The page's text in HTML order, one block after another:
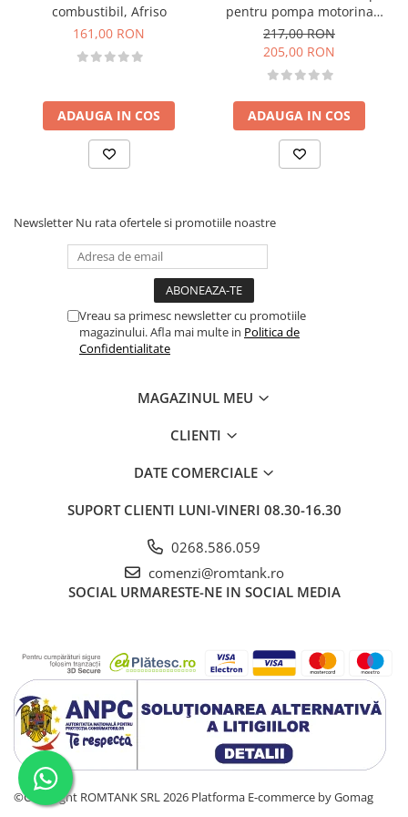
combustibil, Afriso
161,00 RON
ADAUGA IN COS
pentru pompa motorina
CFD 70-30
217,00 RON
205,00 RON
ADAUGA IN COS
Newsletter Nu rata ofertele si promotiile noastre
Vreau sa primesc newsletter cu promotiile
magazinului. Afla mai multe in Politica de
Confidentialitate
MAGAZINUL MEU
CLIENTI
DATE COMERCIALE
SUPORT CLIENTI LUNI-VINERI 08.30-16.30
0268.586.059
comenzi@romtank.ro
SOCIAL URMARESTE-NE IN SOCIAL MEDIA
©Copyright ROMTANK SRL 2026 Platforma E-commerce by Gomag